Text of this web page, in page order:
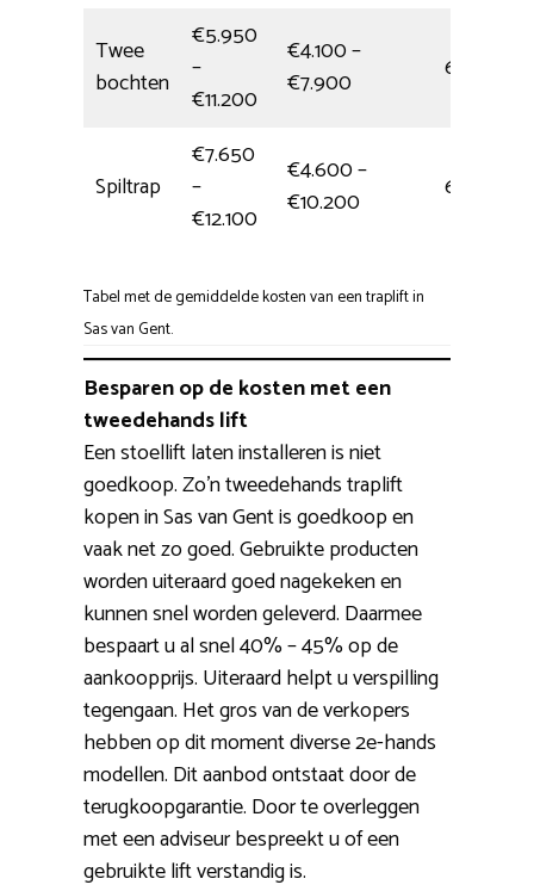
Twee
bochten
€5.950
–
€11.200
€4.100 –
€7.900
6,5 uur
Spiltrap
€7.650
–
€12.100
€4.600 –
€10.200
6,5 uur
Tabel met de gemiddelde kosten van een traplift in
Sas van Gent.
Besparen op de kosten met een
tweedehands lift
Een stoellift laten installeren is niet
goedkoop. Zo’n tweedehands traplift
kopen in Sas van Gent is goedkoop en
vaak net zo goed. Gebruikte producten
worden uiteraard goed nagekeken en
kunnen snel worden geleverd. Daarmee
bespaart u al snel 40% – 45% op de
aankoopprijs. Uiteraard helpt u verspilling
tegengaan. Het gros van de verkopers
hebben op dit moment diverse 2e-hands
modellen. Dit aanbod ontstaat door de
terugkoopgarantie. Door te overleggen
met een adviseur bespreekt u of een
gebruikte lift verstandig is.